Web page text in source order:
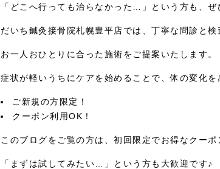
「どこへ行っても治らなかった…」という方も、ぜ
だいち鍼灸接骨院札幌豊平店では、丁寧な問診と検
お一人おひとりに合った施術をご提案いたします。
症状が軽いうちにケアを始めることで、体の変化を
ご新規の方限定！
クーポン利用OK！
このブログをご覧の方は、初回限定でお得なクーポ
「まずは試してみたい…」という方も大歓迎です♪